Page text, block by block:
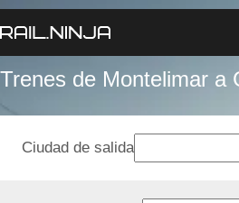
Trenes de Montelimar a
Ciudad de salida